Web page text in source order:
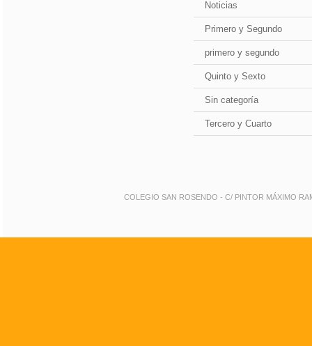
Noticias
Primero y Segundo
primero y segundo
Quinto y Sexto
Sin categoría
Tercero y Cuarto
COLEGIO SAN ROSENDO - C/ PINTOR MÁXIMO